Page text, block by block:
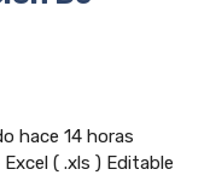
hace 14 horas
( .xls ) Editable